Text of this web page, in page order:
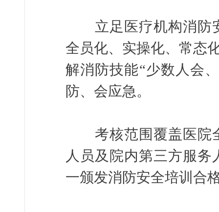
立足医疗机构消防
全员化、实操化、常态
解消防技能“少数人会
防、会应急。
考核范围覆盖医院
人员及院内第三方服
一颁发消防安全培训合